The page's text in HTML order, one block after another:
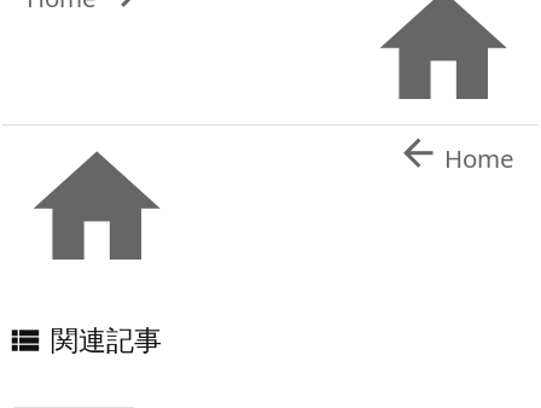

  Home
 関連記事